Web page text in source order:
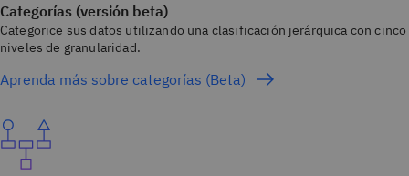
Categorías (versión beta)
Categorice sus datos utilizando una clasificación jerárquica con cinco
niveles de granularidad.
Aprenda más sobre categorías (Beta)